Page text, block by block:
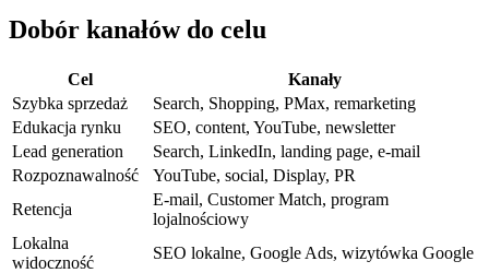
Dobór kanałów do celu
Cel
Kanały
Szybka sprzedaż
Search, Shopping, PMax, remarketing
Edukacja rynku
SEO, content, YouTube, newsletter
Lead generation
Search, LinkedIn, landing page, e-mail
Rozpoznawalność
YouTube, social, Display, PR
Retencja
E-mail, Customer Match, program
lojalnościowy
Lokalna
widoczność
SEO lokalne, Google Ads, wizytówka Google